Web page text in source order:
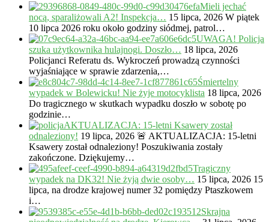
Mieli jechać
nocą, sparaliżowali A2! Inspekcja… 15 lipca, 2026 W piątek
10 lipca 2026 roku około godziny siódmej, patrol…
UWAGA! Policja
szuka użytkownika hulajnogi. Doszło… 18 lipca, 2026
Policjanci Referatu ds. Wykroczeń prowadzą czynności
wyjaśniające w sprawie zdarzenia,…
Śmiertelny
wypadek w Bolewicku! Nie żyje motocyklista 18 lipca, 2026
Do tragicznego w skutkach wypadku doszło w sobotę po
godzinie…
AKTUALIZACJA: 15-letni Ksawery został
odnaleziony! 19 lipca, 2026 🚨 AKTUALIZACJA: 15-letni
Ksawery został odnaleziony! Poszukiwania zostały
zakończone. Dziękujemy…
Tragiczny
wypadek na DK32! Nie żyją dwie osoby… 15 lipca, 2026 15
lipca, na drodze krajowej numer 32 pomiędzy Ptaszkowem
i…
Skrajna